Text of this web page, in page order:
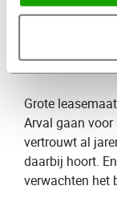
Defensie
Grote
Arval gaan
vertrouwt al
daarbij hoort.
verwachten het